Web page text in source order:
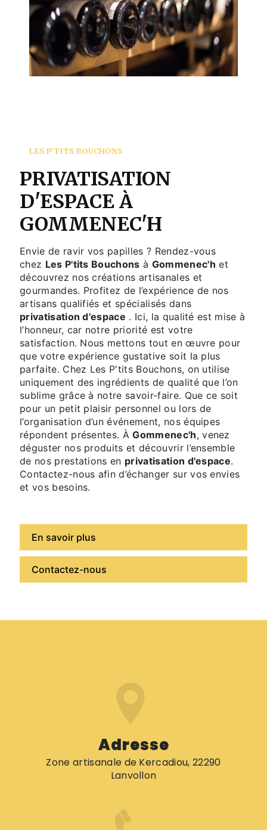
LES P'TITS BOUCHONS
PRIVATISATION
D'ESPACE À
GOMMENEC'H
Envie de ravir vos papilles ? Rendez-vous
chez Les P'tits Bouchons à Gommenec'h et
découvrez nos créations artisanales et
gourmandes. Profitez de l’expérience de nos
artisans qualifiés et spécialisés dans
privatisation d'espace . Ici, la qualité est mise à
l’honneur, car notre priorité est votre
satisfaction. Nous mettons tout en œuvre pour
que votre expérience gustative soit la plus
parfaite. Chez Les P'tits Bouchons, on utilise
uniquement des ingrédients de qualité que l’on
sublime grâce à notre savoir-faire. Que ce soit
pour un petit plaisir personnel ou lors de
l’organisation d’un événement, nos équipes
répondent présentes. ÀGommenec'h, venez
déguster nos produits et découvrir l’ensemble
de nos prestations en privatisation d'espace.
Contactez-nous afin d’échanger sur vos envies
et vos besoins.
En savoir plus
Contactez-nous
Adresse
Zone artisanale de Kercadiou, 22290
Lanvollon